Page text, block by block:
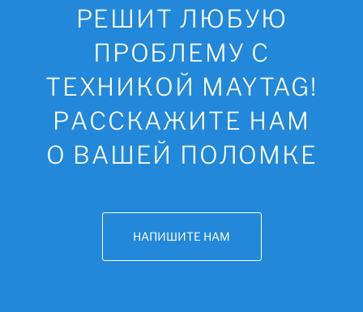
РЕШИТ ЛЮБУЮ
ПРОБЛЕМУ С
ТЕХНИКОЙ MAYTAG!
РАССКАЖИТЕ НАМ
О ВАШЕЙ ПОЛОМКЕ
НАПИШИТЕ НАМ